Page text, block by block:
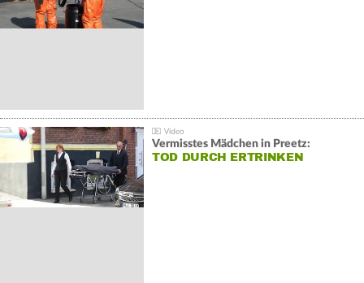
Vermisstes Mädchen in Preetz:
TOD DURCH ERTRINKEN